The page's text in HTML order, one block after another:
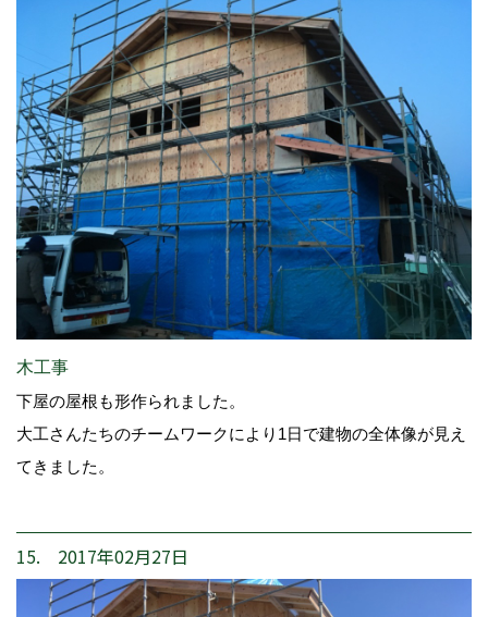
木工事
下屋の屋根も形作られました。
大工さんたちのチームワークにより1日で建物の全体像が見え
てきました。
15. 2017年02月27日